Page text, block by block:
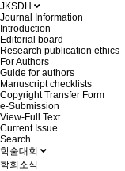
JKSDH
Journal Information
Introduction
Editorial board
Research publication ethics
For Authors
Guide for authors
Manuscript checklists
Copyright Transfer Form
e-Submission
View-Full Text
Current Issue
Search
학술대회
학회소식